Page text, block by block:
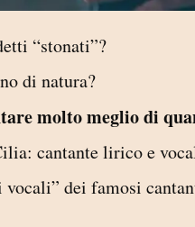
“stonati”?
di natura?
molto meglio di
cantante lirico e
dei famosi